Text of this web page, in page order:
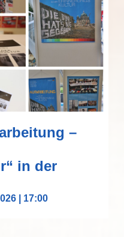
–
in der
| 17:00